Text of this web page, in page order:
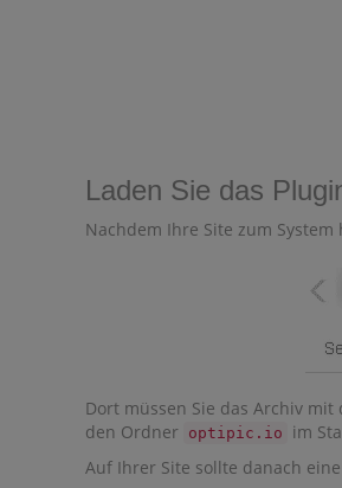
Laden Sie das
Nachdem Ihre Site zum
Dort müssen Sie das Archiv
den Ordner optipic.io
im
Auf Ihrer Site sollte danach